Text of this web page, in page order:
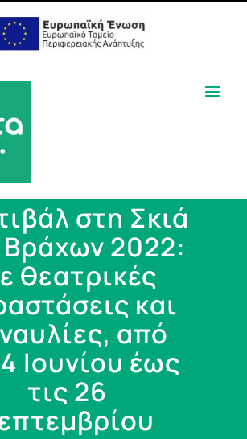
στη Σκιά
2022:
θεατρικές
και
από
Ιουνίου έως
τις 26